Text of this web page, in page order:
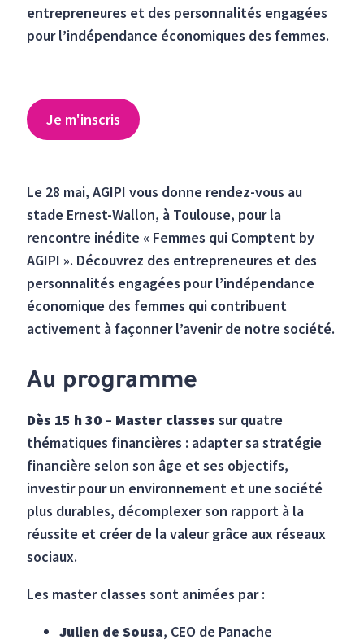
entrepreneures et des personnalités engagées
pour l’indépendance économiques des femmes.
Je m'inscris
Le 28 mai, AGIPI vous donne rendez-vous au
stade Ernest-Wallon, à Toulouse, pour la
rencontre inédite « Femmes qui Comptent by
AGIPI ». Découvrez des entrepreneures et des
personnalités engagées pour l’indépendance
économique des femmes qui contribuent
activement à façonner l’avenir de notre société.
Au programme
Dès 15 h 30 – Master classessur quatre
thématiques financières : adapter sa stratégie
financière selon son âge et ses objectifs,
investir pour un environnement et une société
plus durables, décomplexer son rapport à la
réussite et créer de la valeur grâce aux réseaux
sociaux.
Les master classes sont animées par :
Julien de Sousa, CEO de Panache